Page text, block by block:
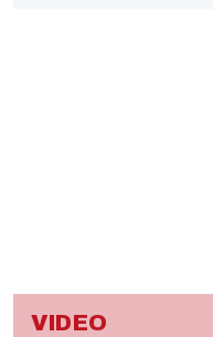
VIDEO